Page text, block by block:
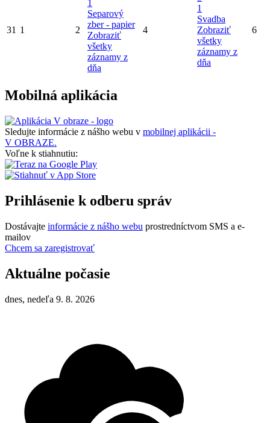
31 1 2
1
Separový
zber - papier
Zobraziť
všetky
záznamy z
dňa
4
1
Svadba
Zobraziť
všetky
záznamy z
dňa
6
Mobilná aplikácia
Sledujte informácie z nášho webu v mobilnej aplikácii -
V OBRAZE.
Voľne k stiahnutiu:
Prihlásenie k odberu správ
Dostávajte informácie z nášho webu prostredníctvom SMS a e-
mailov
Chcem sa zaregistrovať
Aktuálne počasie
dnes, nedeľa 9. 8. 2026